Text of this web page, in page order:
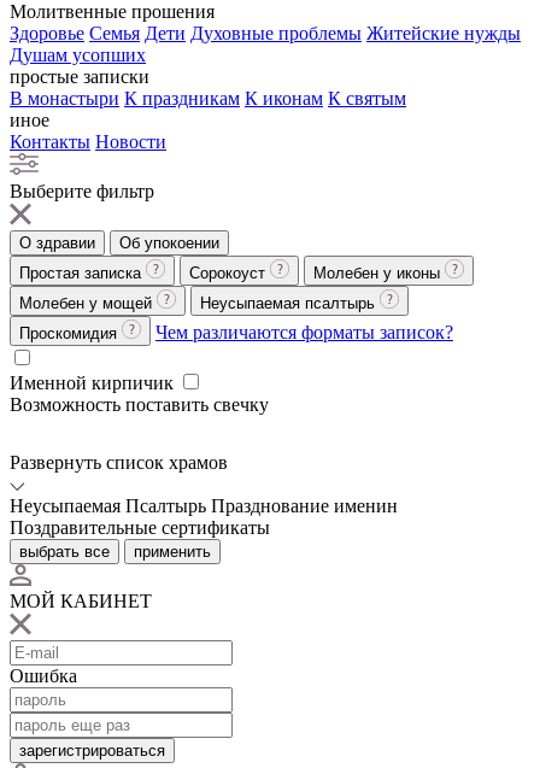
Молитвенные прошения
Здоровье Семья Дети Духовные проблемы Житейские нужды
Душам усопших
простые записки
В монастыри К праздникам К иконам К святым
иное
Контакты Новости
Выберите фильтр
О здравии
Об упокоении
Простая записка
Сорокоуст
Молебен у иконы
Молебен у мощей
Неусыпаемая псалтырь
Проскомидия
Чем различаются форматы записок?
Именной кирпичик
Возможность поставить свечку
Развернуть список храмов
Неусыпаемая Псалтырь Празднование именин
Поздравительные сертификаты
выбрать все применить
МОЙ КАБИНЕТ
Ошибка
зарегистрироваться